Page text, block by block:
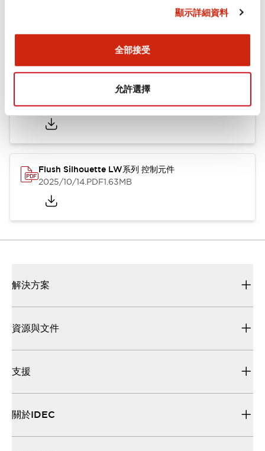
顯示詳細資料
全部接受
允許選擇
認證與標準
Flush Silhouette LW系列 控制元件 (英文版)
2025/09/19.PDF1.23MB
Flush Silhouette LW系列 控制元件
2025/10/14.PDF1.63MB
解決方案
資源與文件
支援
關於IDEC